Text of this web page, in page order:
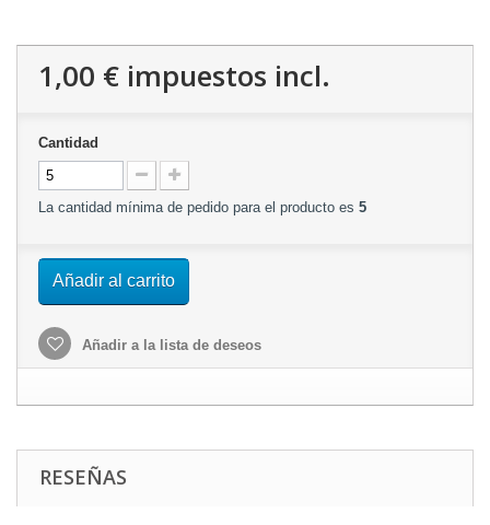
1,00 € impuestos incl.
Cantidad
La cantidad mínima de pedido para el producto es 5
Añadir al carrito
Añadir a la lista de deseos
RESEÑAS